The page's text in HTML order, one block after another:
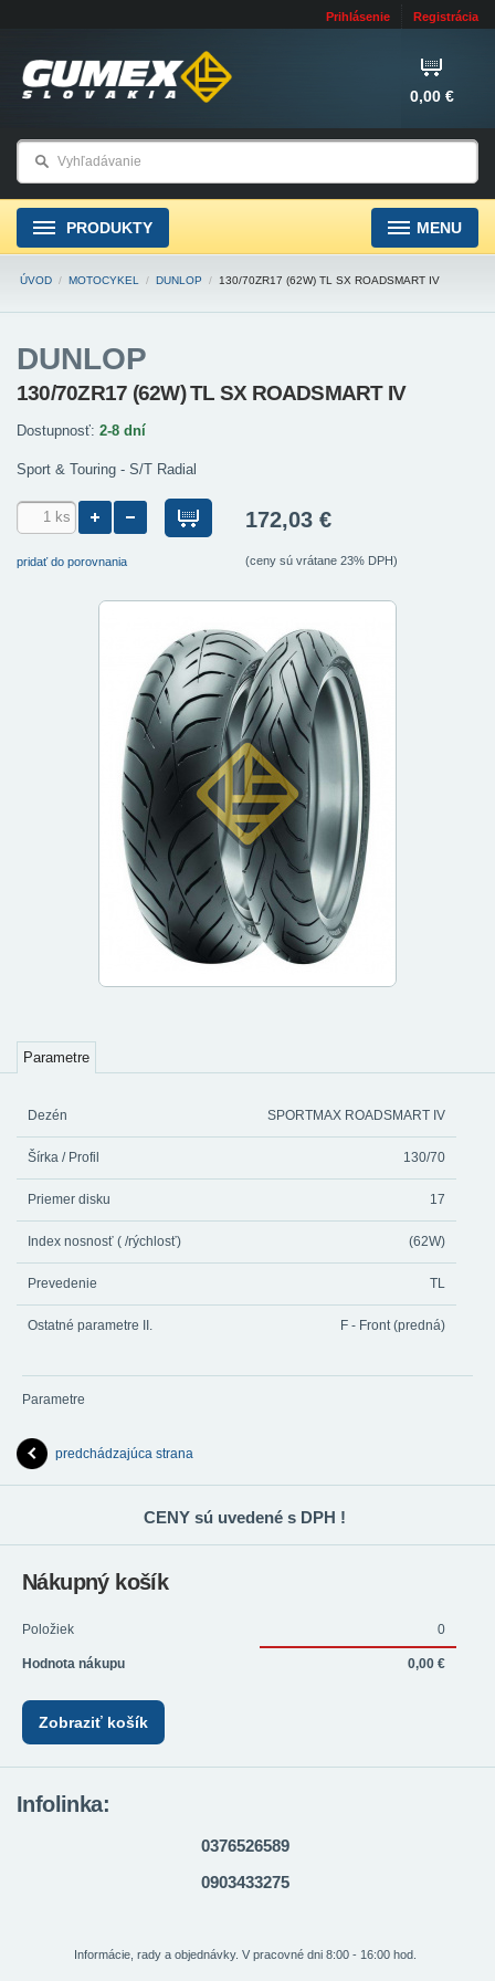
Prihlásenie Registrácia
0,00 €
PRODUKTY MENU
ÚVOD / MOTOCYKEL / DUNLOP / 130/70ZR17 (62W) TL SX ROADSMART IV
DUNLOP
130/70ZR17 (62W) TL SX ROADSMART IV
Dostupnosť: 2-8 dní
Sport & Touring - S/T Radial
pridať do porovnania
172,03 €
(ceny sú vrátane 23% DPH)
Parametre
Dezén SPORTMAX ROADSMART IV
Šírka / Profil 130/70
Priemer disku 17
Index nosnosť ( /rýchlosť) (62W)
Prevedenie TL
Ostatné parametre II. F - Front (predná)
Parametre
predchádzajúca strana
CENY sú uvedené s DPH !
Nákupný košík
Položiek 0
Hodnota nákupu 0,00 €
Zobraziť košík
Infolinka:
0376526589
0903433275
Informácie, rady a objednávky. V pracovné dni 8:00 - 16:00 hod.